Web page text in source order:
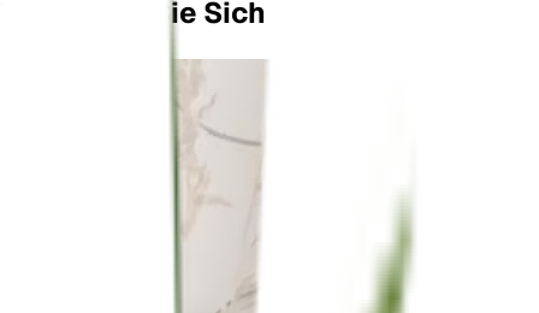
Verlassen Sie Sich Nicht Nur Auf